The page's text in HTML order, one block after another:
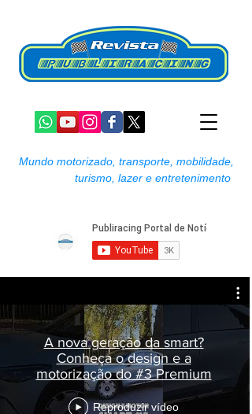
Mundo motorizado, transporte, mobilidade,
turismo, lazer e entretenimento
A nova geração da smart?
Conheça o design e a
motorização do #3 Premium
Reproduzir vídeo